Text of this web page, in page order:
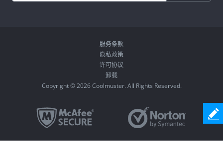
服务条款
隐私政策
许可协议
卸载
Copyright © 2026 Coolmuster. All Rights Reserved.